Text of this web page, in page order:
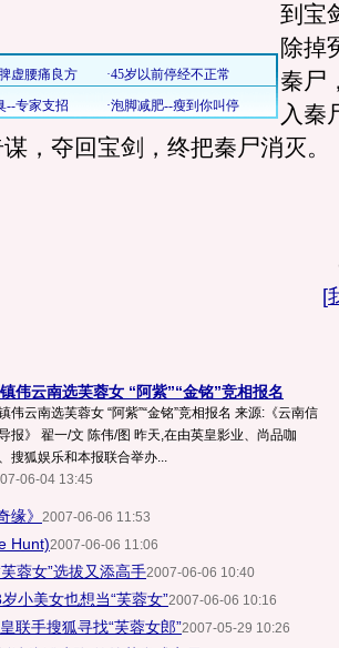
到宝
除掉
秦尸
入秦
，夺回宝剑，终把秦尸消灭。
[
伟云南选芙蓉女 “阿紫”“金铭”竞相报名
伟云南选芙蓉女 “阿紫”“金铭”竞相报名 来源:《云南信
报》 翟一/文 陈伟/图 昨天,在由英皇影业、尚品咖
搜狐娱乐和本报联合举办...
06-04 13:45
缘》 2007-06-06 11:53
Hunt)2007-06-06 11:06
蓉女”选拔又添高手2007-06-06 10:40
小美女也想当“芙蓉女”2007-06-06 10:16
联手搜狐寻找“芙蓉女郎”2007-05-29 10:26